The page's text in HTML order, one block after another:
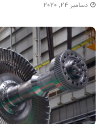
دسامبر 24, 2020